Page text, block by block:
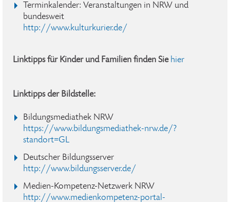
Terminkalender: Veranstaltungen in NRW und
bundesweit
http://www.kulturkurier.de/
Linktipps für Kinder und Familien finden Sie hier
Linktipps der Bildstelle:
Bildungsmediathek NRW
https://www.bildungsmediathek-nrw.de/?
standort=GL
Deutscher Bildungsserver
http://www.bildungsserver.de/
Medien-Kompetenz-Netzwerk NRW
http://www.medienkompetenz-portal-